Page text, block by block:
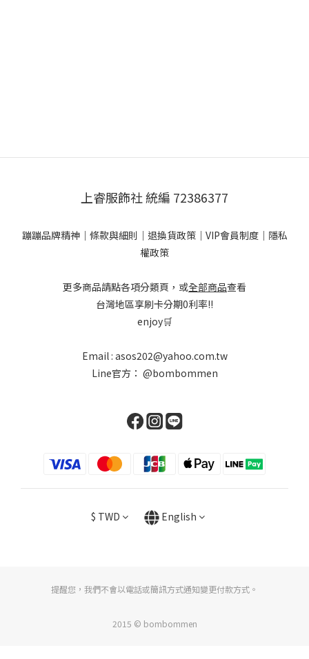
上睿服飾社 統編 72386377
蹦蹦品牌精神｜ 條款與細則 ｜ 退換貨政策｜ VIP會員制度｜ 隱私
權政策
更多商品請點各項分類頁，或全部商品查看
台灣地區享刷卡分期0利率!!
enjoy🛒
Email : asos202@yahoo.com.tw
Line官方： @bombommen
$ TWD English
提醒您，我們不會以電話或簡訊方式通知變更付款方式。
2015 © bombommen